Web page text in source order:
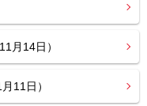
月14日）
11日）